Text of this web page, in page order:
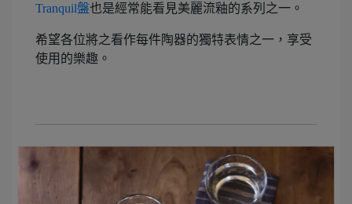
Tranquil盤也是經常能看見美麗流釉的系列之一。
希望各位將之看作每件陶器的獨特表情之一，享受
使用的樂趣。
文章分類 STUDIO M'豆知識
器皿豆知識